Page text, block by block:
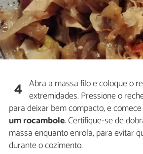
4 Abra a massa filo e coloque o
extremidades. Pressione o
para deixar bem compacto, e comece
um rocambole. Certifique-se de
massa enquanto enrola, para evitar
durante o cozimento.